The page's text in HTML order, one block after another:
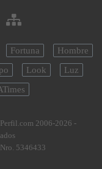
Fortuna
Hombre
Look
Luz
2006-2026 -
5346433